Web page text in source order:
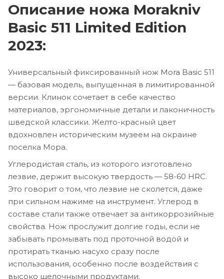
Описание ножа Morakniv
Basic 511 Limited Edition
2023:
Универсальный фиксированный нож Mora Basic 511
— базовая модель, выпущенная в лимитированной
версии. Клинок сочетает в себе качество
материалов, эргономичные детали и лаконичность
шведской классики. Желто-красный цвет
вдохновлен историческим музеем на окраине
поселка Мора.
Углеродистая сталь, из которого изготовлено
лезвие, держит высокую твердость — 58-60 HRC.
Это говорит о том, что лезвие не сколется, даже
при сильном нажиме на инструмент. Углерод в
составе стали также отвечает за антикоррозийные
свойства. Нож прослужит долгие годы, если не
забывать промывать под проточной водой и
протирать тканью насухо сразу после
использования, особенно после воздействия с
высоко щелочными продуктами.